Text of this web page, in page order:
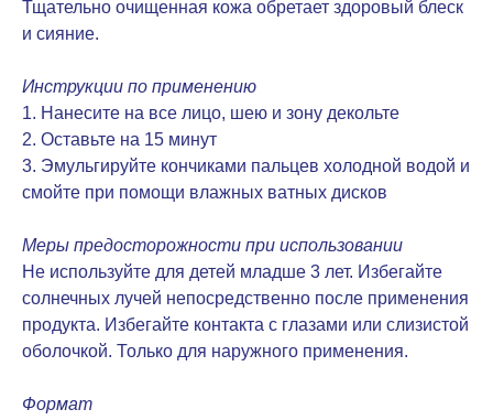
Тщательно очищенная кожа обретает здоровый блеск
и сияние.
Инструкции по применению
1. Нанесите на все лицо, шею и зону декольте
2. Оставьте на 15 минут
3. Эмульгируйте кончиками пальцев холодной водой и
смойте при помощи влажных ватных дисков
Меры предосторожности при использовании
Не используйте для детей младше 3 лет. Избегайте
солнечных лучей непосредственно после применения
продукта. Избегайте контакта с глазами или слизистой
оболочкой. Только для наружного применения.
Формат